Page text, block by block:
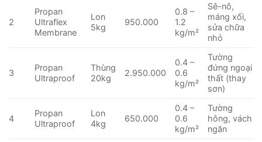
2
Propan
Ultraflex
Membrane
Lon
5kg
950.000
0.8 –
1.2
kg/m²
Sê-nô,
máng xối,
sửa chữa
nhỏ
3
Propan
Ultraproof
Thùng
20kg
2.950.000
0.4 –
0.6
kg/m²
Tường
đứng ngoại
thất (thay
sơn)
4
Propan
Ultraproof
Lon
4kg
650.000
0.4 –
0.6
kg/m²
Tường
hông, vách
ngăn